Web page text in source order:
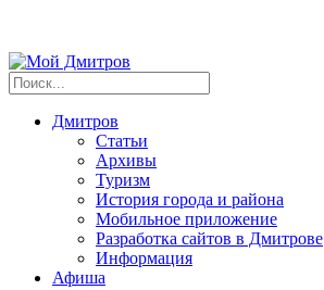
Дмитров
Статьи
Архивы
Туризм
История города и района
Мобильное приложение
Разработка сайтов в Дмитрове
Информация
Афиша